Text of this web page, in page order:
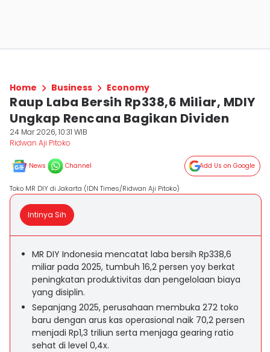
Home Business Economy
Raup Laba Bersih Rp338,6 Miliar, MDIY
Ungkap Rencana Bagikan Dividen
24 Mar 2026, 10:31 WIB
Ridwan Aji Pitoko
News Channel Add Us on Google
Toko MR DIY di Jakarta (IDN Times/Ridwan Aji Pitoko)
Intinya Sih
MR DIY Indonesia mencatat laba bersih Rp338,6
miliar pada 2025, tumbuh 16,2 persen yoy berkat
peningkatan produktivitas dan pengelolaan biaya
yang disiplin.
Sepanjang 2025, perusahaan membuka 272 toko
baru dengan arus kas operasional naik 70,2 persen
menjadi Rp1,3 triliun serta menjaga gearing ratio
sehat di level 0,4x.